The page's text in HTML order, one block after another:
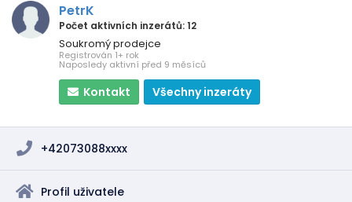
PetrK
Počet aktivních inzerátů: 12
Soukromý prodejce
Registrován 1+ rok
Naposledy aktivní před 9 měsíců
Kontakt Všechny inzeráty
+42073088xxxx
Profil uživatele